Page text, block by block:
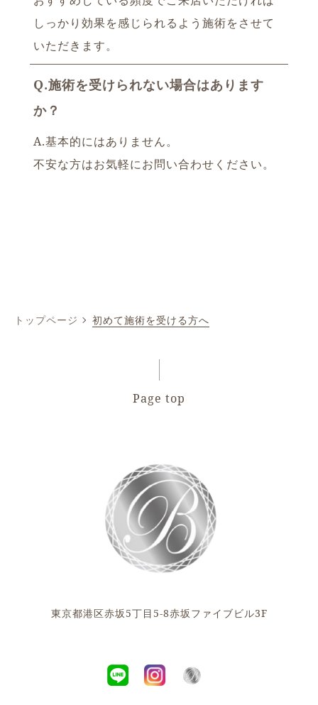
しっかり効果を感じられるよう施術をさせて
いただきます。
Q.施術を受けられない場合はあります
か？
A.基本的にはありません。
不安な方はお気軽にお問い合わせください。
トップページ 初めて施術を受ける方へ
Page top
東京都港区赤坂5丁目5-8赤坂ファイブビル3F